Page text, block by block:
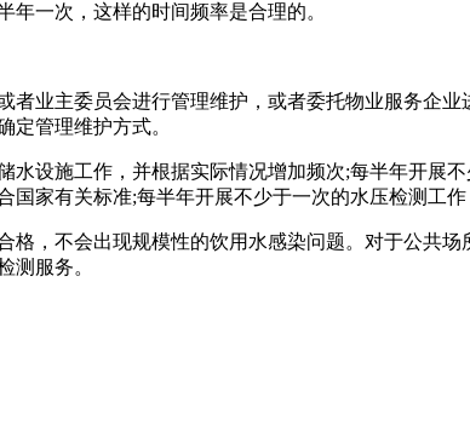
一次，这样的时间频率是合理的。
主委员会进行管理维护，或者委托物业服务企业
定管理维护方式。
施工作，并根据实际情况增加频次;每半年开展
家有关标准;每半年开展不少于一次的水压检测工作
不会出现规模性的饮用水感染问题。对于公共场
测服务。